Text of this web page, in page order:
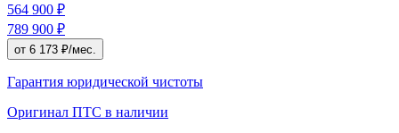
564 900 ₽
789 900 ₽
от 6 173 ₽/мес.
Гарантия юридической чистоты
Оригинал ПТС в наличии